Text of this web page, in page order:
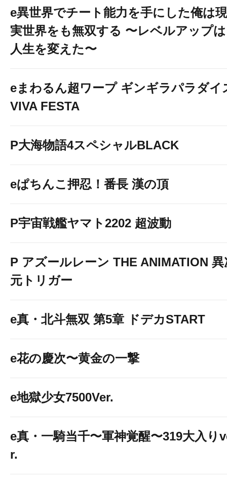
e異世界でチート能力を手にした俺は現
実世界をも無双する 〜レベルアップは
人生を変えた〜
eまわるん超ワープ ギンギラパラダイ
VIVA FESTA
P大海物語4スペシャルBLACK
eぱちんこ押忍！番長 漢の頂
P宇宙戦艦ヤマト2202 超波動
P アズールレーン THE ANIMATION 異
元トリガー
e真・北斗無双 第5章 ドデカSTART
e花の慶次〜黄金の一撃
e地獄少女7500Ver.
e真・一騎当千〜軍神覚醒〜319大入り
r.